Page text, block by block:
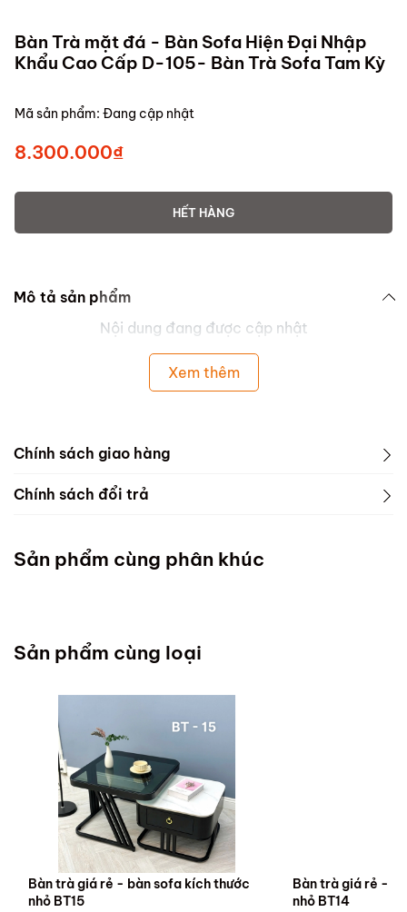
Bàn Trà mặt đá - Bàn Sofa Hiện Đại Nhập
Khẩu Cao Cấp D-105- Bàn Trà Sofa Tam Kỳ
Mã sản phẩm: Đang cập nhật
8.300.000₫
HẾT HÀNG
Mô tả sản phẩm
Nội dung đang được cập nhật
Xem thêm
Chính sách giao hàng
Chính sách đổi trả
Sản phẩm cùng phân khúc
Sản phẩm cùng loại
Bàn trà giá rẻ - bàn sofa kích thước
nhỏ BT15
Bàn trà giá rẻ -
nhỏ BT14